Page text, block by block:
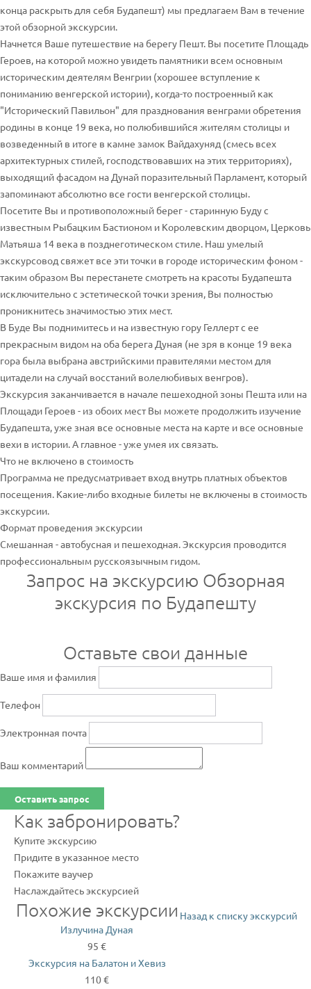
конца раскрыть для себя Будапешт) мы предлагаем Вам в течение
этой обзорной экскурсии.
Начнется Ваше путешествие на берегу Пешт. Вы посетите Площадь
Героев, на которой можно увидеть памятники всем основным
историческим деятелям Венгрии (хорошее вступление к
пониманию венгерской истории), когда-то построенный как
"Исторический Павильон" для празднования венграми обретения
родины в конце 19 века, но полюбившийся жителям столицы и
возведенный в итоге в камне замок Вайдахуняд (смесь всех
архитектурных стилей, господствовавших на этих территориях),
выходящий фасадом на Дунай поразительный Парламент, который
запоминают абсолютно все гости венгерской столицы.
Посетите Вы и противоположный берег - старинную Буду с
известным Рыбацким Бастионом и Королевским дворцом, Церковь
Матьяша 14 века в позднеготическом стиле. Наш умелый
экскурсовод свяжет все эти точки в городе историческим фоном -
таким образом Вы перестанете смотреть на красоты Будапешта
исключительно с эстетической точки зрения, Вы полностью
проникнитесь значимостью этих мест.
В Буде Вы поднимитесь и на известную гору Геллерт с ее
прекрасным видом на оба берега Дуная (не зря в конце 19 века
гора была выбрана австрийскими правителями местом для
цитадели на случай восстаний волелюбивых венгров).
Экскурсия заканчивается в начале пешеходной зоны Пешта или на
Площади Героев - из обоих мест Вы можете продолжить изучение
Будапешта, уже зная все основные места на карте и все основные
вехи в истории. А главное - уже умея их связать.
Что не включено в стоимость
Программа не предусматривает вход внутрь платных объектов
посещения. Какие-либо входные билеты не включены в стоимость
экскурсии.
Формат проведения экскурсии
Смешанная - автобусная и пешеходная. Экскурсия проводится
профессиональным русскоязычным гидом.
Запрос на экскурсию Обзорная
экскурсия по Будапешту
Оставьте свои данные
Ваше имя и фамилия
Телефон
Электронная почта
Ваш комментарий
Оставить запрос
Как забронировать?
Купите экскурсию
Придите в указанное место
Покажите ваучер
Наслаждайтесь экскурсией
Похожие экскурсии
Излучина Дуная
95 €
Экскурсия на Балатон и Хевиз
110 €
Назад к списку экскурсий